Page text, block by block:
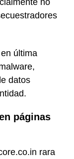
última
datos
páginas
rara